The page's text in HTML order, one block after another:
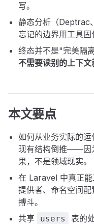
写。
静态分析（Deptrac
忘记的边界用工具固
终态并不是"完美隔
不需要读别的上下文
本文要点
如何从业务实际的
现有结构倒推——因
果，不是领域现实。
在 Laravel 中真正
提供者、命名空间
搏斗。
共享
users
表的